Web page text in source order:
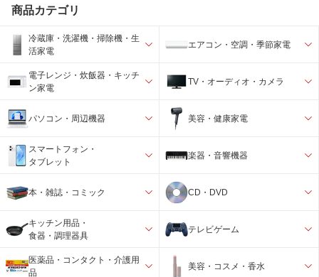
商品カテゴリ
冷蔵庫・洗濯機・掃除機・生
活家電
エアコン・空調・季節家電
電子レンジ・炊飯器・キッチ
ン家電
TV・オーディオ・カメラ
パソコン・周辺機器 美容・健康家電
スマートフォン・
タブレット
楽器・音響機器
本・雑誌・コミック CD・DVD
キッチン用品・
食器・調理器具
テレビゲーム
医薬品・コンタクト・介護用
品
美容・コスメ・香水